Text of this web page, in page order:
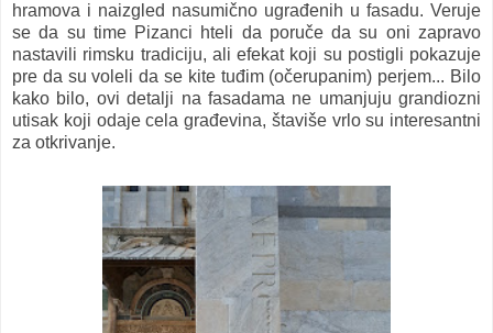
hramova i naizgled nasumično ugrađenih u fasadu. Veruje
se da su time Pizanci hteli da poruče da su oni zapravo
nastavili rimsku tradiciju, ali efekat koji su postigli pokazuje
pre da su voleli da se kite tuđim (očerupanim) perjem... Bilo
kako bilo, ovi detalji na fasadama ne umanjuju grandiozni
utisak koji odaje cela građevina, štaviše vrlo su interesantni
za otkrivanje.